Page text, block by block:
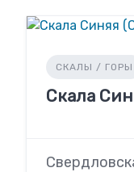
СКАЛЫ / ГОРЫ
Скала